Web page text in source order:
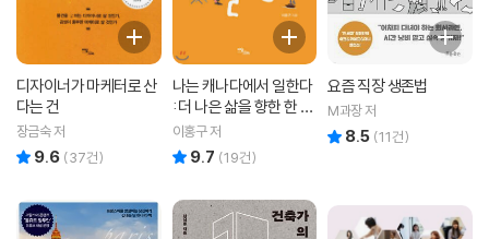
디자이너가 마케터로 산
다는 건
장금숙 저
9.6 (37건)
나는 캐나다에서 일한다
: 더 나은 삶을 향한 한 가
장의 해외 취업, 이민 생
존기
이홍구 저
9.7 (19건)
요즘 직장 생존법
M과장 저
8.5 (11건)